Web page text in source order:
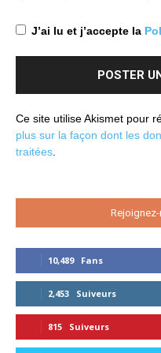
J’ai lu et j’accepte la
Ce site utilise Akismet pour
plus sur la façon dont les
traitées.
10,489 Fans
2,453 Suiveurs
815 Suiveurs